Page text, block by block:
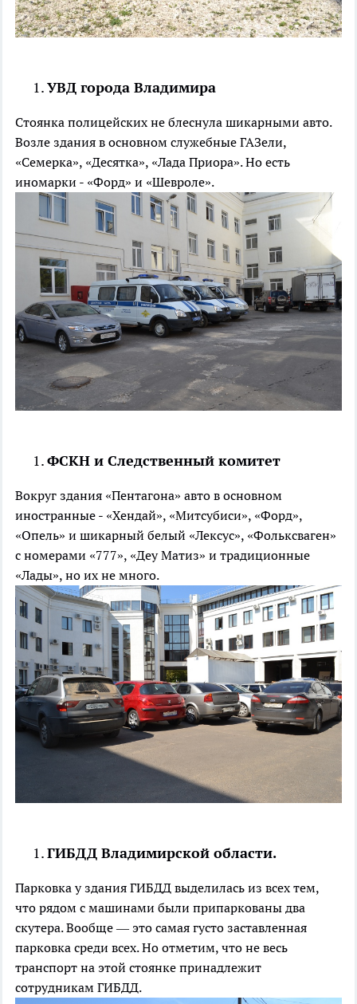
УВД города Владимира
Стоянка полицейских не блеснула шикарными авто.
Возле здания в основном служебные ГАЗели,
«Семерка», «Десятка», «Лада Приора». Но есть
иномарки - «Форд» и «Шевроле».
ФСКН и Следственный комитет
Вокруг здания «Пентагона» авто в основном
иностранные - «Хендай», «Митсубиси», «Форд»,
«Опель» и шикарный белый «Лексус», «Фольксваген»
с номерами «777», «Деу Матиз» и традиционные
«Лады», но их не много.
ГИБДД Владимирской области.
Парковка у здания ГИБДД выделилась из всех тем,
что рядом с машинами были припаркованы два
скутера. Вообще — это самая густо заставленная
парковка среди всех. Но отметим, что не весь
транспорт на этой стоянке принадлежит
сотрудникам ГИБДД.